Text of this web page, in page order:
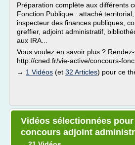
Préparation complète aux différents
Fonction Publique : attaché
inspecteur des finances publiques,
greffier, adjoint administratif,
aux IRA...
Vous voulez en savoir plus ?
http://cned.fr/vie-active/concours-
→ 1 Vidéos (et 32 Articles) pour ce
Vidéos sélectionnées
concours adjoint